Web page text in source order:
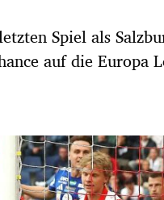
Spiel als
auf die Europa